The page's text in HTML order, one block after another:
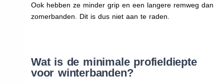
Ook hebben ze minder grip en een langere remweg dan
zomerbanden. Dit is dus niet aan te raden.
Wat is de minimale profieldiepte
voor winterbanden?